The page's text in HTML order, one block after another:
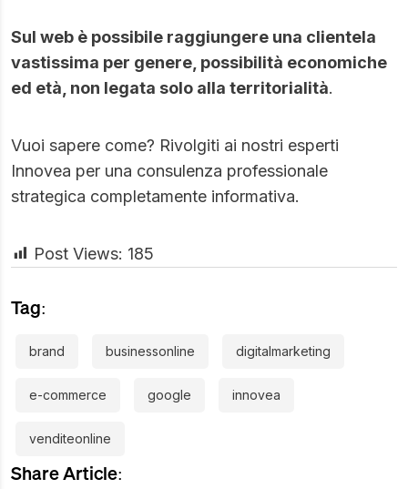
Sul web è possibile raggiungere una clientela
vastissima per genere, possibilità economiche
ed età, non legata solo alla territorialità.
Vuoi sapere come? Rivolgiti ai nostri esperti
Innovea per una consulenza professionale
strategica completamente informativa.
Post Views: 185
Tag:
brand businessonline digitalmarketing
e-commerce google innovea
venditeonline
Share Article: